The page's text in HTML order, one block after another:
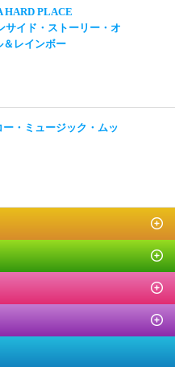
HARD PLACE
サイド・ストーリー・オ
＆レインボー
・ミュージック・ムッ